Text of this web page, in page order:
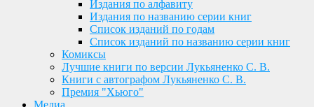
Издания по алфавиту
Издания по названию серии книг
Список изданий по годам
Список изданий по названию серии книг
Комиксы
Лучшие книги по версии Лукьяненко С. В.
Книги с автографом Лукьяненко С. В.
Премия "Хьюго"
Медиа